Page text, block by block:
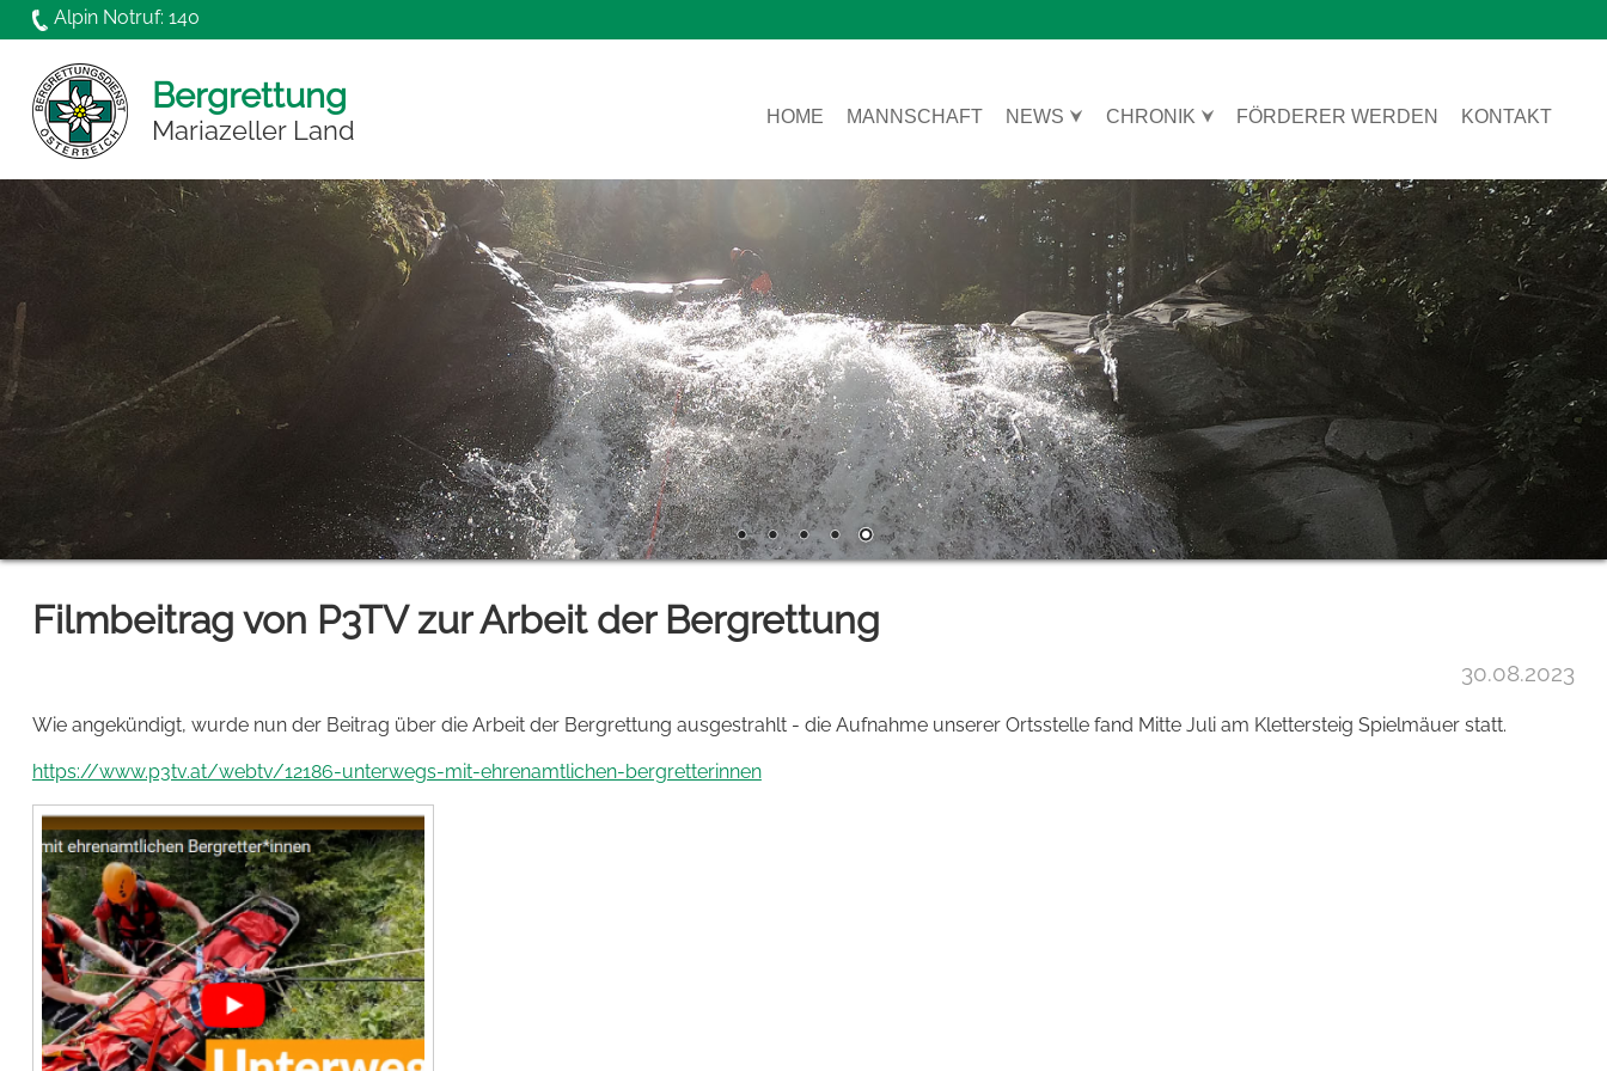
Direkt zum Inhalt
Alpin Notruf: 140
Bergrettung
Mariazeller Land HOME MANNSCHAFT NEWS CHRONIK FÖRDERER WERDEN KONTAKT
Filmbeitrag von P3TV zur Arbeit der Bergrettung
30.08.2023
Wie angekündigt, wurde nun der Beitrag über die Arbeit der Bergrettung ausgestrahlt - die Aufnahme unserer Ortsstelle fand Mitte Juli am Klettersteig Spielmäuer statt.
https://www.p3tv.at/webtv/12186-unterwegs-mit-ehrenamtlichen-bergretterinnen